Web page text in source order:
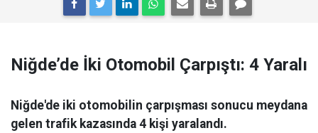
Niğde’de İki Otomobil Çarpıştı: 4 Yaralı
Niğde'de iki otomobilin çarpışması sonucu meydana
gelen trafik kazasında 4 kişi yaralandı.